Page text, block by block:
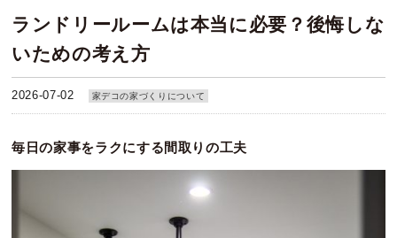
ランドリールームは本当に必要？後悔しな
いための考え方
2026-07-02 家デコの家づくりについて
毎日の家事をラクにする間取りの工夫